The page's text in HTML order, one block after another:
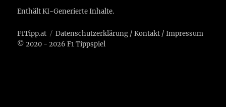
Enthält KI-Generierte Inhalte.
F1Tipp.at Datenschutzerklärung /Kontakt /Impressum
© 2020 - 2026 F1 Tippspiel